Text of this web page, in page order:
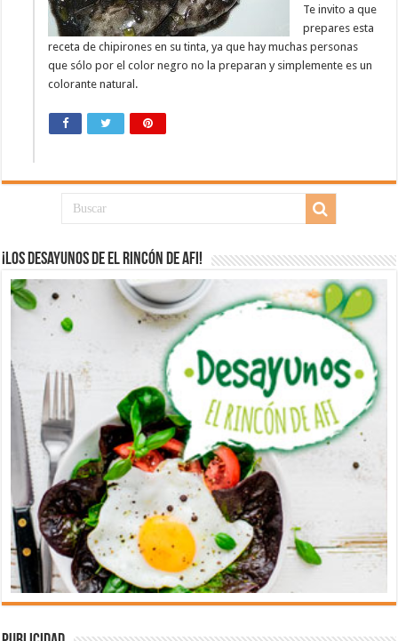
Te invito a que
prepares esta
receta de chipirones en su tinta, ya que hay muchas personas
que sólo por el color negro no la preparan y simplemente es un
colorante natural.
¡Los desayunos de El Rincón de Afi!